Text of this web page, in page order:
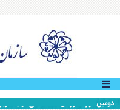
دومین دوره آموزشی «کمک‌های اولیه»